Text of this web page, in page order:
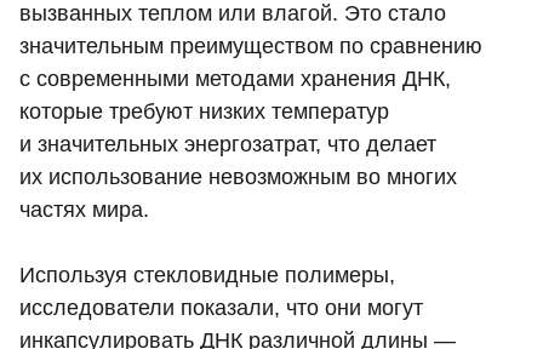
вызванных теплом или влагой. Это стало
значительным преимуществом по сравнению
с современными методами хранения ДНК,
которые требуют низких температур
и значительных энергозатрат, что делает
их использование невозможным во многих
частях мира.
Используя стекловидные полимеры,
исследователи показали, что они могут
инкапсулировать ДНК различной длины —